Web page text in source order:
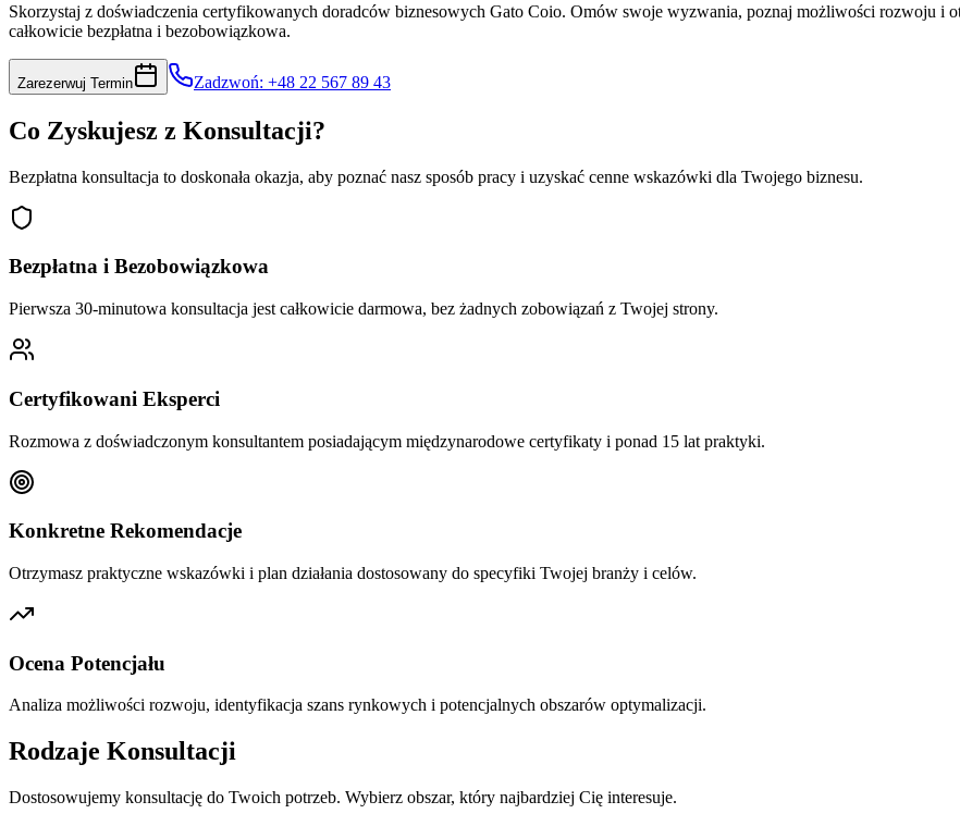
Skorzystaj z doświadczenia certyfikowanych doradców biznesowych Gato Coio. Omów swoje wyzwania, poznaj możliwości rozwoju i
całkowicie bezpłatna i bezobowiązkowa.
Zarezerwuj Termin Zadzwoń: +48 22 567 89 43
Co Zyskujesz z Konsultacji?
Bezpłatna konsultacja to doskonała okazja, aby poznać nasz sposób pracy i uzyskać cenne wskazówki dla Twojego biznesu.
Bezpłatna i Bezobowiązkowa
Pierwsza 30-minutowa konsultacja jest całkowicie darmowa, bez żadnych zobowiązań z Twojej strony.
Certyfikowani Eksperci
Rozmowa z doświadczonym konsultantem posiadającym międzynarodowe certyfikaty i ponad 15 lat praktyki.
Konkretne Rekomendacje
Otrzymasz praktyczne wskazówki i plan działania dostosowany do specyfiki Twojej branży i celów.
Ocena Potencjału
Analiza możliwości rozwoju, identyfikacja szans rynkowych i potencjalnych obszarów optymalizacji.
Rodzaje Konsultacji
Dostosowujemy konsultację do Twoich potrzeb. Wybierz obszar, który najbardziej Cię interesuje.